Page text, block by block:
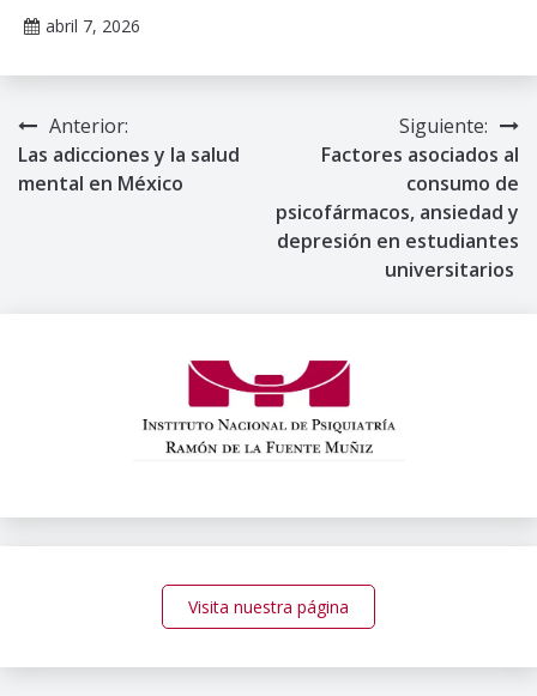
abril 7, 2026
Gallardo
Navegación
de
Anterior:
Las adicciones y la salud
mental en México
Siguiente:
Factores asociados al
consumo de
psicofármacos, ansiedad y
depresión en estudiantes
universitarios
Visita nuestra página